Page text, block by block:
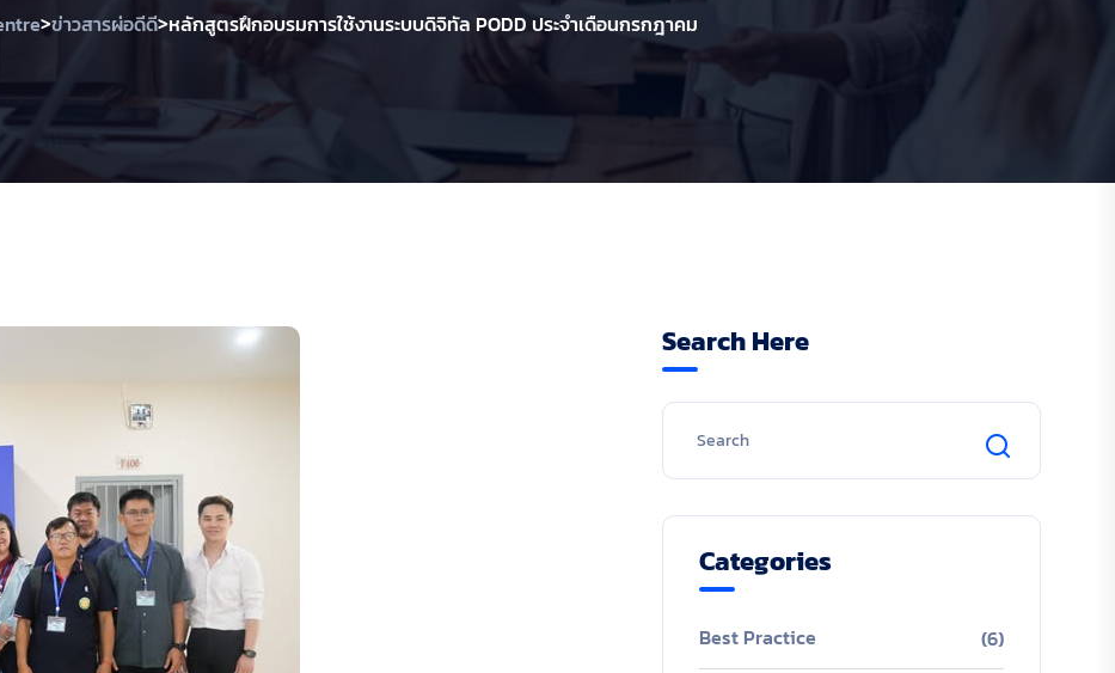
>ข่าวสารผ่อดีดี>หลักสูตรฝึกอบรมการใช้งานระบบดิจิทัล PODD ประจำเดือนกรกฎาคม
Search Here
Categories
Best Practice (6)